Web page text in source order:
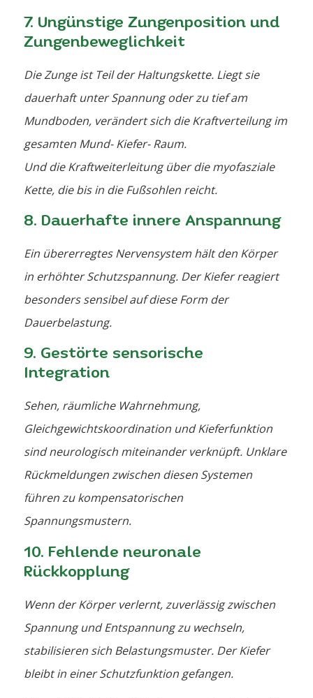
7. Ungünstige Zungenposition und
Zungenbeweglichkeit
Die Zunge ist Teil der Haltungskette. Liegt sie
dauerhaft unter Spannung oder zu tief am
Mundboden, verändert sich die Kraftverteilung im
gesamten Mund- Kiefer- Raum.
Und die Kraftweiterleitung über die myofasziale
Kette, die bis in die Fußsohlen reicht.
8. Dauerhafte innere Anspannung
Ein übererregtes Nervensystem hält den Körper
in erhöhter Schutzspannung. Der Kiefer reagiert
besonders sensibel auf diese Form der
Dauerbelastung.
9. Gestörte sensorische
Integration
Sehen, räumliche Wahrnehmung,
Gleichgewichtskoordination und Kieferfunktion
sind neurologisch miteinander verknüpft. Unklare
Rückmeldungen zwischen diesen Systemen
führen zu kompensatorischen
Spannungsmustern.
10. Fehlende neuronale
Rückkopplung
Wenn der Körper verlernt, zuverlässig zwischen
Spannung und Entspannung zu wechseln,
stabilisieren sich Belastungsmuster. Der Kiefer
bleibt in einer Schutzfunktion gefangen.